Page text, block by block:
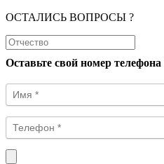
ОСТАЛИСЬ ВОПРОСЫ ?
Оставьте свой номер